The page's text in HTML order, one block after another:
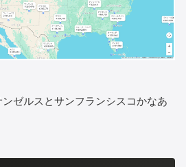
ゼルスとサンフランシスコかなあ